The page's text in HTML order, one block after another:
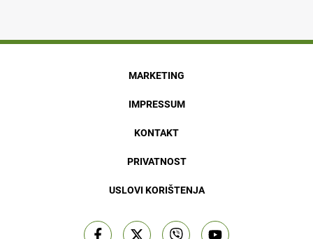
MARKETING
IMPRESSUM
KONTAKT
PRIVATNOST
USLOVI KORIŠTENJA